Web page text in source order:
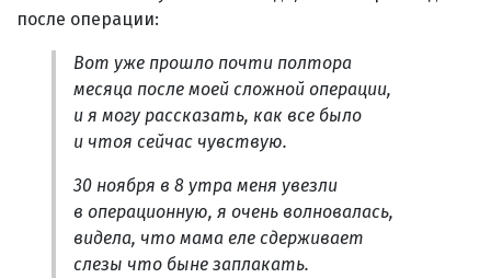
после операции:
Вот уже прошло почти полтора
месяца после моей сложной операции,
и я могу рассказать, как все было
и чтоя сейчас чувствую.
30 ноября в 8 утра меня увезли
в операционную, я очень волновалась,
видела, что мама еле сдерживает
слезы что быне заплакать.